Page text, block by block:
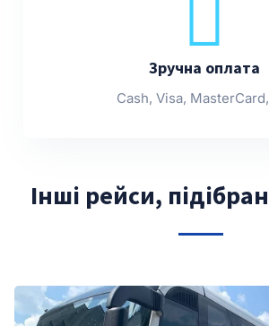
Зручна оплата
Cash, Visa,
Інші рейси,